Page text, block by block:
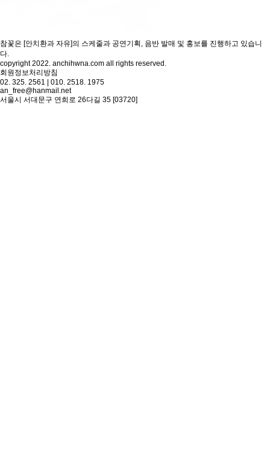
참꽃은 [안치환과 자유]의 스케줄과 공연기획, 음반 발매 및 홍보를 진행하고 있습니
다.
copyright 2022. anchihwna.com all rights reserved.
회원정보처리방침
02. 325. 2561 | 010. 2518. 1975
an_free@hanmail.net
서울시 서대문구 연희로 26다길 35 [03720]